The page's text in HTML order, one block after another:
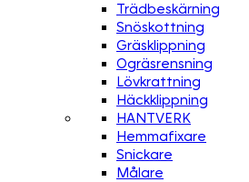
Trädbeskärning
Snöskottning
Gräsklippning
Ogräsrensning
Lövkrattning
Häckklippning
HANTVERK
Hemmafixare
Snickare
Målare